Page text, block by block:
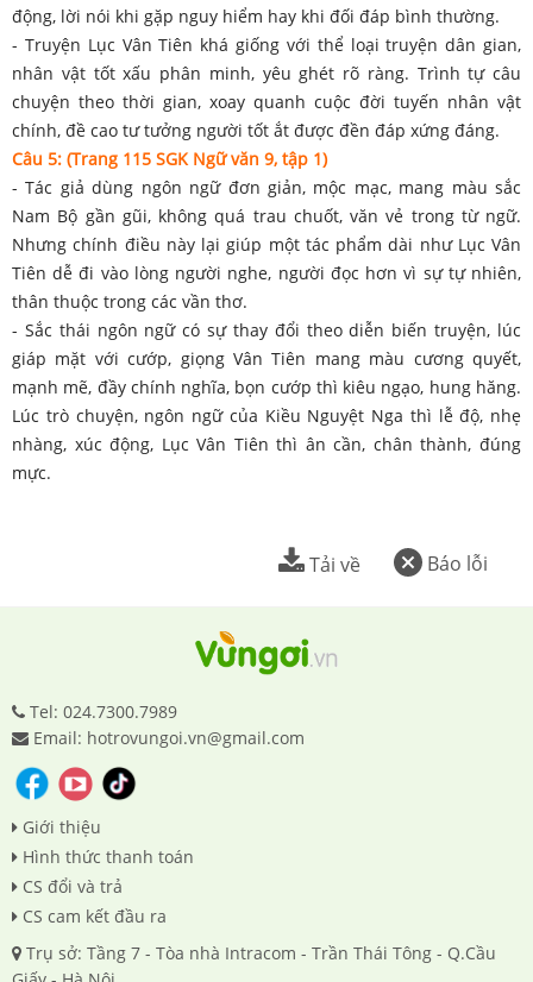
động, lời nói khi gặp nguy hiểm hay khi đối đáp bình thường.
- Truyện Lục Vân Tiên khá giống với thể loại truyện dân gian,
nhân vật tốt xấu phân minh, yêu ghét rõ ràng. Trình tự câu
chuyện theo thời gian, xoay quanh cuộc đời tuyến nhân vật
chính, đề cao tư tưởng người tốt ắt được đền đáp xứng đáng.
Câu 5: (Trang 115 SGK Ngữ văn 9, tập 1)
- Tác giả dùng ngôn ngữ đơn giản, mộc mạc, mang màu sắc
Nam Bộ gần gũi, không quá trau chuốt, văn vẻ trong từ ngữ.
Nhưng chính điều này lại giúp một tác phẩm dài như Lục Vân
Tiên dễ đi vào lòng người nghe, người đọc hơn vì sự tự nhiên,
thân thuộc trong các vần thơ.
- Sắc thái ngôn ngữ có sự thay đổi theo diễn biến truyện, lúc
giáp mặt với cướp, giọng Vân Tiên mang màu cương quyết,
mạnh mẽ, đầy chính nghĩa, bọn cướp thì kiêu ngạo, hung hăng.
Lúc trò chuyện, ngôn ngữ của Kiều Nguyệt Nga thì lễ độ, nhẹ
nhàng, xúc động, Lục Vân Tiên thì ân cần, chân thành, đúng
mực.
Báo lỗi
Tải về
Tel: 024.7300.7989
Email: hotrovungoi.vn@gmail.com
Giới thiệu
Hình thức thanh toán
CS đổi và trả
CS cam kết đầu ra
Trụ sở: Tầng 7 - Tòa nhà Intracom - Trần Thái Tông - Q.Cầu